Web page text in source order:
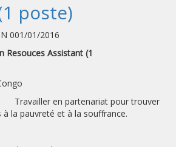
poste)
001/01/2016
Resouces Assistant (1
: Travailler en partenariat pour trouver
la pauvreté et à la souffrance.